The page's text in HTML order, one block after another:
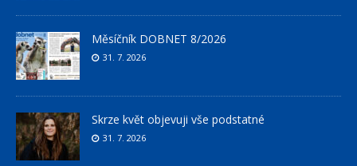
Měsíčník DOBNET 8/2026
31. 7. 2026
Skrze květ objevuji vše podstatné
31. 7. 2026